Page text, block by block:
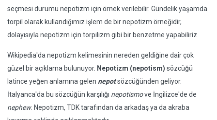
seçmesi durumu nepotizm için örnek verilebilir. Gündelik yaşamda
torpil olarak kullandığımız işlem de bir nepotizm örneğidir,
dolayısıyla nepotizm için torpilizm gibi bir benzetme yapabiliriz.
Wikipedia'da nepotizm kelimesinin nereden geldiğine dair çok
güzel bir açıklama bulunuyor. Nepotizm (nepotism) sözcüğü
latince yeğen anlamına gelen nepotsözcüğünden geliyor.
İtalyanca'da bu sözcüğün karşılığı nepotismove İngilizce'de de
nephew. Nepotizm, TDK tarafından da arkadaş ya da akraba